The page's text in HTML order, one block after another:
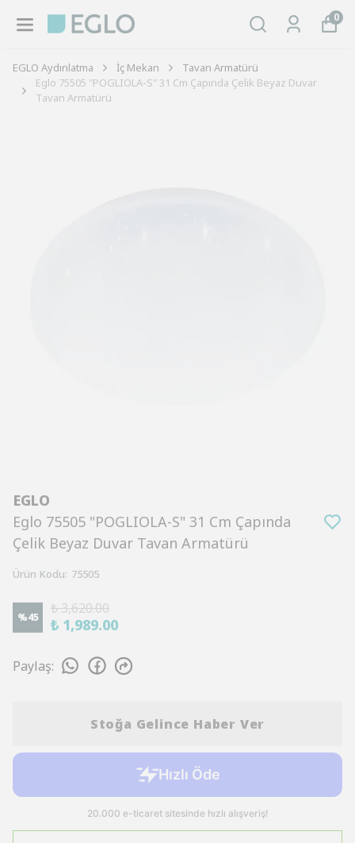
0
EGLO Aydınlatma İç Mekan
Tavan Armatürü
Eglo 75505 "POGLIOLA-S" 31 Cm Çapında Çelik Beyaz Duvar
Tavan Armatürü
EGLO
Eglo 75505 "POGLIOLA-S" 31 Cm Çapında
Çelik Beyaz Duvar Tavan Armatürü
Ürün Kodu: 75505
%45
₺ 3,620.00
₺ 1,989.00
Paylaş:
Stoğa Gelince Haber Ver